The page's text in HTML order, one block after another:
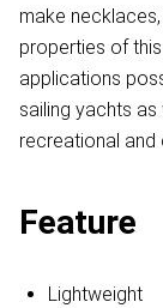
make
properties of
applications
sailing yachts
recreational
Feature
Lightweight